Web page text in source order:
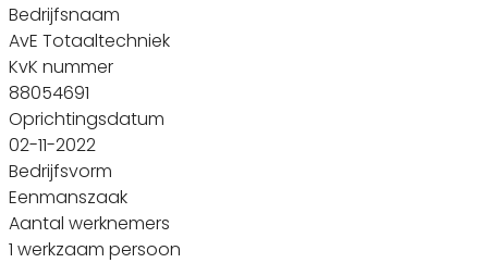
Bedrijfsnaam
AvE Totaaltechniek
KvK nummer
88054691
Oprichtingsdatum
02-11-2022
Bedrijfsvorm
Eenmanszaak
Aantal werknemers
1 werkzaam persoon